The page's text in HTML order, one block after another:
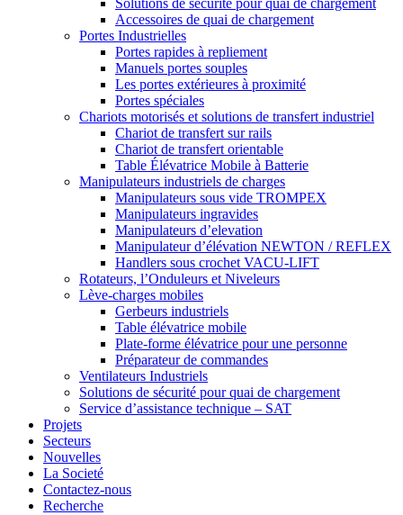
Solutions de sécurité pour quai de chargement
Accessoires de quai de chargement
Portes Industrielles
Portes rapides à repliement
Manuels portes souples
Les portes extérieures à proximité
Portes spéciales
Chariots motorisés et solutions de transfert industriel
Chariot de transfert sur rails
Chariot de transfert orientable
Table Élévatrice Mobile à Batterie
Manipulateurs industriels de charges
Manipulateurs sous vide TROMPEX
Manipulateurs ingravides
Manipulateurs d’elevation
Manipulateur d’élévation NEWTON / REFLEX
Handlers sous crochet VACU-LIFT
Rotateurs, l’Onduleurs et Niveleurs
Lève-charges mobiles
Gerbeurs industriels
Table élévatrice mobile
Plate-forme élévatrice pour une personne
Préparateur de commandes
Ventilateurs Industriels
Solutions de sécurité pour quai de chargement
Service d’assistance technique – SAT
Projets
Secteurs
Nouvelles
La Societé
Contactez-nous
Recherche